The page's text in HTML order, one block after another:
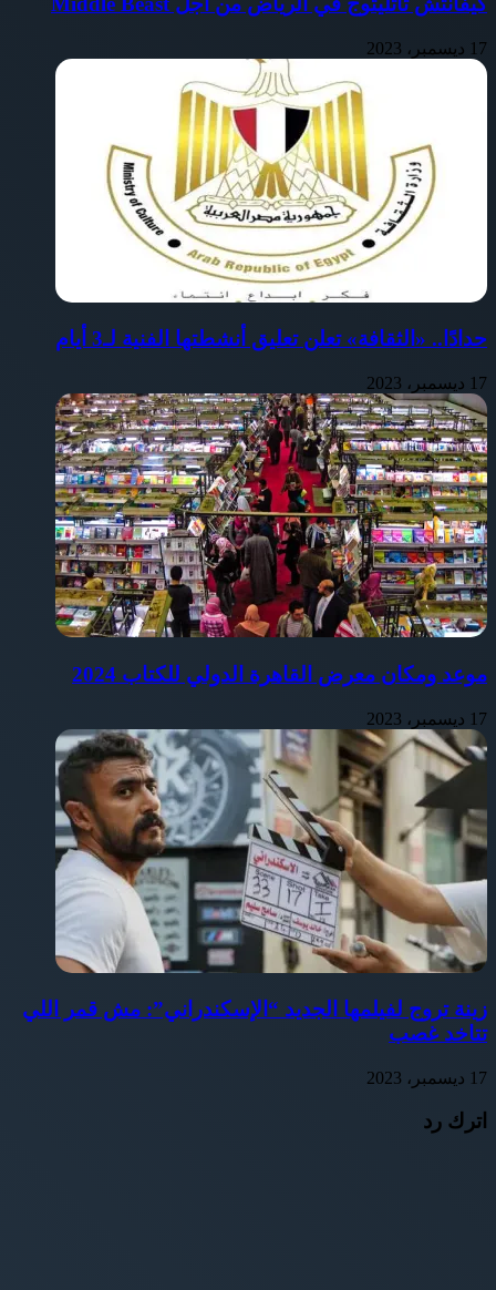
17 ديسمبر، 2023
حدادًا.. «الثقافة» تعلن تعليق أنشطتها الفنية لـ3 أيام
17 ديسمبر، 2023
موعد ومكان معرض القاهرة الدولي للكتاب 2024
17 ديسمبر، 2023
زينة تروج لفيلمها الجديد “الإسكندراني”: مش قمر اللي
تتاخد غصب
17 ديسمبر، 2023
اترك رد